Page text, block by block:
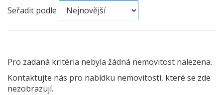
Seřadit podle
Pro zadaná kritéria nebyla žádná nemovitost nalezena.
Kontaktujte nás pro nabídku nemovitostí, které se zde
nezobrazují.